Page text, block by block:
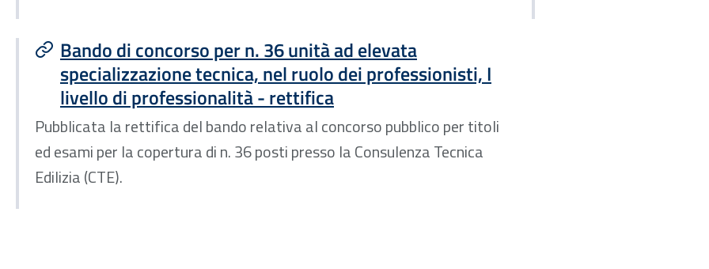
Bando di concorso per n. 36 unità ad elevata
specializzazione tecnica, nel ruolo dei professionisti, I
livello di professionalità - rettifica
Pubblicata la rettifica del bando relativa al concorso pubblico per titoli
ed esami per la copertura di n. 36 posti presso la Consulenza Tecnica
Edilizia (CTE).